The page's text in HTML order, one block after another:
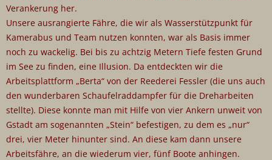
Verankerung her.
Unsere ausrangierte Fähre, die wir als Wasserstützpunkt für
Kamerabus und Team nutzen konnten, war als Basis immer
noch zu wackelig. Bei bis zu achtzig Metern Tiefe festen Grund
im See zu finden, eine Illusion. Da entdeckten wir die
Arbeitsplattform „Berta“ von der Reederei Fessler (die uns auch
den wunderbaren Schaufelraddampfer für die Dreharbeiten
stellte). Diese konnte man mit Hilfe von vier Ankern unweit von
Gstadt am sogenannten „Stein“ befestigen, zu dem es „nur“
drei, vier Meter hinunter sind. An diese kam dann unsere
Arbeitsfähre, an die wiederum vier, fünf Boote anhingen.